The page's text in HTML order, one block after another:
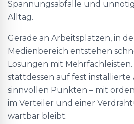
Spannungsabfälle und
Alltag.
Gerade an Arbeitsplätzen, in
Medienbereich entstehen
Lösungen mit Mehrfachleisten.
stattdessen auf fest installierte
sinnvollen Punkten – mit
im Verteiler und einer
wartbar bleibt.